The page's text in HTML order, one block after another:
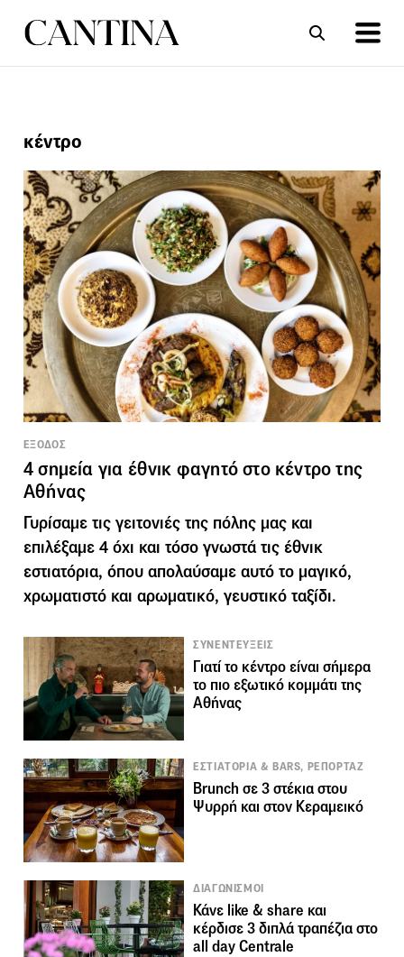
κέντρο
ΕΞΟΔΟΣ
4 σημεία για έθνικ φαγητό στο κέντρο της
Αθήνας
Γυρίσαμε τις γειτονιές της πόλης μας και
επιλέξαμε 4 όχι και τόσο γνωστά τις έθνικ
εστιατόρια, όπου απολαύσαμε αυτό το μαγικό,
χρωματιστό και αρωματικό, γευστικό ταξίδι.
ΣΥΝΕΝΤΕΥΞΕΙΣ
Γιατί το κέντρο είναι σήμερα
το πιο εξωτικό κομμάτι της
Αθήνας
ΕΣΤΙΑΤΟΡΙΑ & BARS, ΡΕΠΟΡΤΑΖ
Brunch σε 3 στέκια στου
Ψυρρή και στον Κεραμεικό
ΔΙΑΓΩΝΙΣΜΟΙ
Κάνε like & share και
κέρδισε 3 διπλά τραπέζια στο
all day Centrale